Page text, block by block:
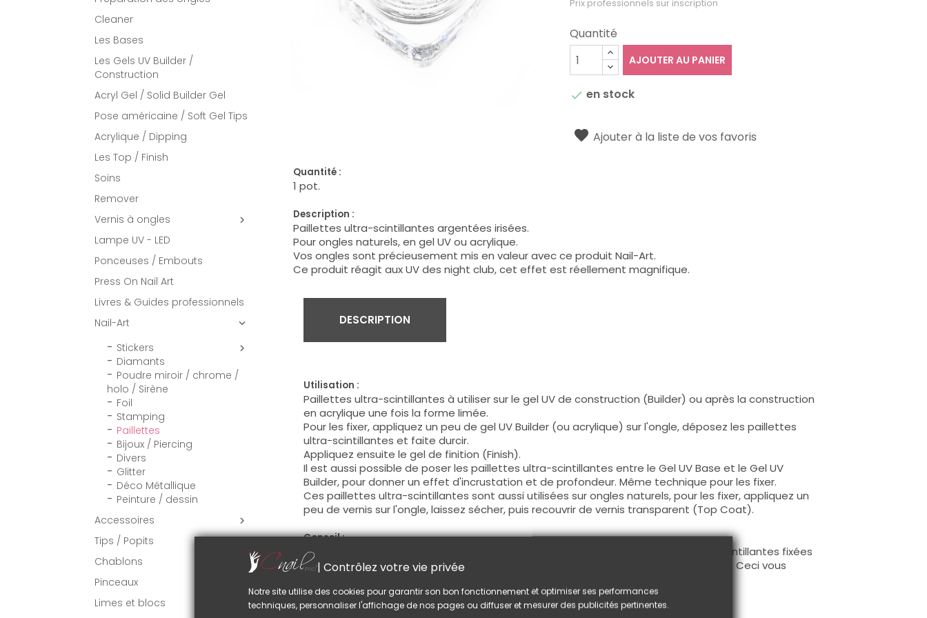
Cleaner
Les Bases
Les Gels UV Builder /
Construction
Acryl Gel / Solid Builder Gel
Pose américaine / Soft Gel Tips
Acrylique / Dipping
Les Top / Finish
Soins
Remover
Vernis à ongles

Lampe UV - LED
Ponceuses / Embouts
Press On Nail Art
Livres & Guides professionnels
Nail-Art

Stickers 
Diamants
Poudre miroir / chrome /
holo / Sirène
Foil
Stamping
Paillettes
Bijoux / Piercing
Divers
Glitter
Déco Métallique
Peinture / dessin
Accessoires

Tips / Popits
Chablons
Pinceaux
Limes et blocs
Prix professionnels sur inscription
Quantité
AJOUTER AU PANIER
 en stock
Ajouter à la liste de vos favoris
Quantité :
1 pot.
Description :
Paillettes ultra-scintillantes argentées irisées.
Pour ongles naturels, en gel UV ou acrylique.
Vos ongles sont précieusement mis en valeur avec ce produit Nail-Art.
Ce produit réagit aux UV des night club, cet effet est réellement magnifique.
DESCRIPTION
Utilisation :
Paillettes ultra-scintillantes à utiliser sur le gel UV de construction (Builder) ou après la construction
en acrylique une fois la forme limée.
Pour les fixer, appliquez un peu de gel UV Builder (ou acrylique) sur l'ongle, déposez les paillettes
ultra-scintillantes et faite durcir.
Appliquez ensuite le gel de finition (Finish).
Il est aussi possible de poser les paillettes ultra-scintillantes entre le Gel UV Base et le Gel UV
Builder, pour donner un effet d'incrustation et de profondeur. Même technique pour les fixer.
Ces paillettes ultra-scintillantes sont aussi utilisées sur ongles naturels, pour les fixer, appliquez un
peu de vernis sur l'ongle, laissez sécher, puis recouvrir de vernis transparent (Top Coat).
Conseil :
Si vous choisissez la technique avant le Gel UV Finish, une fois les paillettes ultra-scintillantes fixées
sur la construction, limez les parties des paillettes ultra-scintillantes qui dépassent. Ceci vous
garantira une finition lisse et sans défaut.
| Contrôlez votre vie privée
Notre site utilise des cookies pour garantir son bon fonctionnement et optimiser ses performances
techniques, personnaliser l'affichage de nos pages ou diffuser et mesurer des publicités pertinentes.